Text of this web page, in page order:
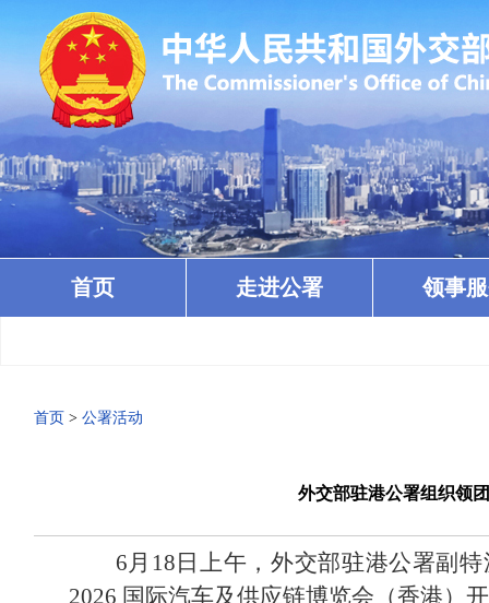
首页 走进公署 领事
首页 > 公署活动
外交部驻港公署组织领
6月18日上午，外交部驻港公署副
2026 国际汽车及供应链博览会（香港）